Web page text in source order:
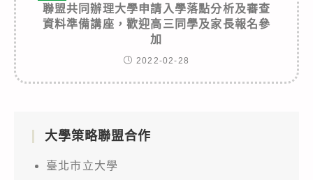
聯盟共同辦理大學申請入學落點分析及審查
資料準備講座，歡迎高三同學及家長報名參
加
2022-02-28
大學策略聯盟合作
臺北市立大學